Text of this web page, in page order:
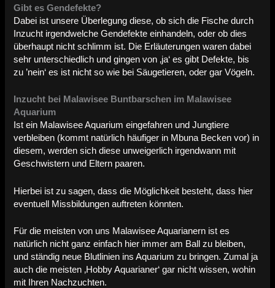
Gibt es Gendefekte?
Dabei ist unsere Überlegung diese, ob sich die Fische durch
Inzucht irgendwelche Gendefekte einhandeln, oder ob dies
überhaupt nicht schlimm ist. Die Erläuterungen waren dabei
sehr unterschiedlich und gingen von ‚ja‘ es gibt Defekte, bis
zu ’nein‘ es ist nicht so wie bei Säugetieren, oder gar Vögeln.
Inzucht bei Malawisee Buntbarschen im Malawisee
Aquarium
Ist ein Malawisee Aquarium eingefahren und Jungtiere
verbleiben (kommt natürlich häufiger in Mbuna Becken vor) in
diesem, werden sich diese unweigerlich irgendwann mit
Geschwistern und Eltern paaren.
Hierbei ist zu sagen, dass die Möglichkeit besteht, dass hier
eventuell Missbildungen auftreten könnten.
Für die meisten von uns Malawisee Aquarianern ist es
natürlich nicht ganz einfach hier immer am Ball zu bleiben,
und ständig neue Blutlinien ins Aquarium zu bringen. Zumal ja
auch die meisten ‚Hobby Aquarianer‘ gar nicht wissen, wohin
mit Ihren Nachzuchten.